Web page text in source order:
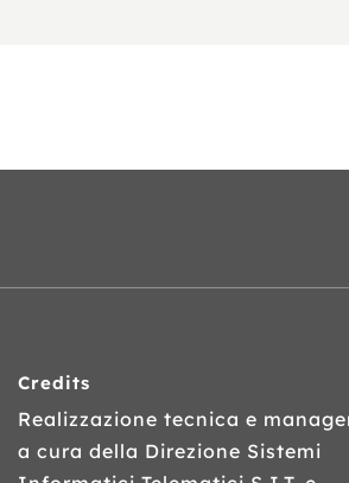
Credits
Realizzazione tecnica e
a cura della Direzione Sistemi